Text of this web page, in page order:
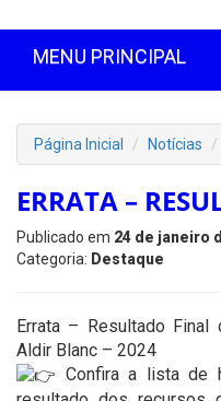
MENU PRINCIPAL
Página Inicial Notícias
ERRATA –
Publicado em 24 de janeiro
Categoria: Destaque
Errata – Resultado
Aldir Blanc – 2024
Confira a lista de